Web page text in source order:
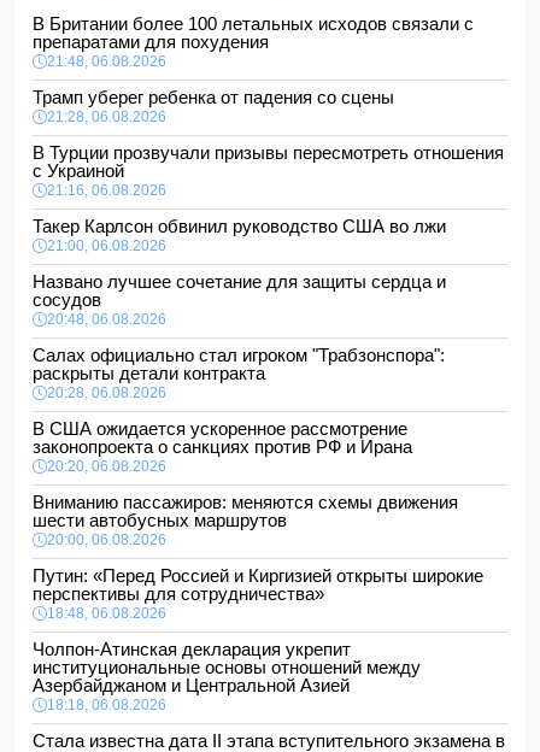
В Британии более 100 летальных исходов связали с
препаратами для похудения
21:48, 06.08.2026
Трамп уберег ребенка от падения со сцены
21:28, 06.08.2026
В Турции прозвучали призывы пересмотреть отношения
с Украиной
21:16, 06.08.2026
Такер Карлсон обвинил руководство США во лжи
21:00, 06.08.2026
Названо лучшее сочетание для защиты сердца и
сосудов
20:48, 06.08.2026
Салах официально стал игроком "Трабзонспора":
раскрыты детали контракта
20:28, 06.08.2026
В США ожидается ускоренное рассмотрение
законопроекта о санкциях против РФ и Ирана
20:20, 06.08.2026
Вниманию пассажиров: меняются схемы движения
шести автобусных маршрутов
20:00, 06.08.2026
Путин: «Перед Россией и Киргизией открыты широкие
перспективы для сотрудничества»
18:48, 06.08.2026
Чолпон-Атинская декларация укрепит
институциональные основы отношений между
Азербайджаном и Центральной Азией
18:18, 06.08.2026
Стала известна дата II этапа вступительного экзамена в